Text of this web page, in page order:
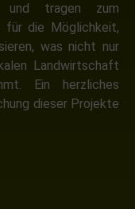
und tragen zum
für die Möglichkeit,
was nicht nur
Landwirtschaft
Ein herzliches
dieser Projekte